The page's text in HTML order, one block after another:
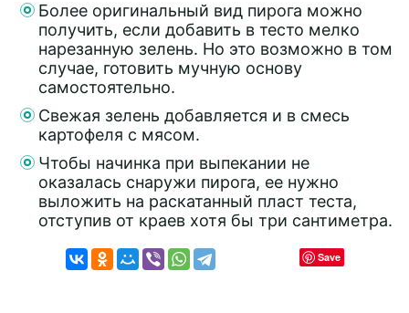
Более оригинальный вид пирога можно
получить, если добавить в тесто мелко
нарезанную зелень. Но это возможно в том
случае, готовить мучную основу
самостоятельно.
Свежая зелень добавляется и в смесь
картофеля с мясом.
Чтобы начинка при выпекании не
оказалась снаружи пирога, ее нужно
выложить на раскатанный пласт теста,
отступив от краев хотя бы три сантиметра.
Save